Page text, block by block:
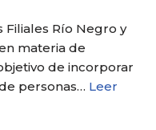
Filiales Río Negro y
materia de
de incorporar
personas… Leer